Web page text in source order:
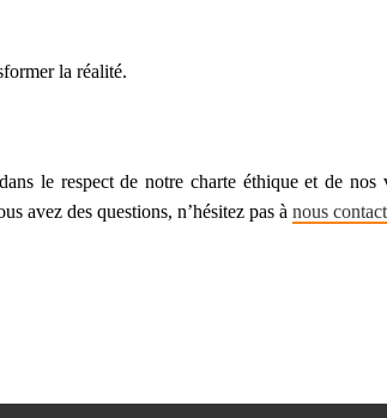
la réalité.
le respect de notre charte éthique et de nos
avez des questions, n’hésitez pas à nous